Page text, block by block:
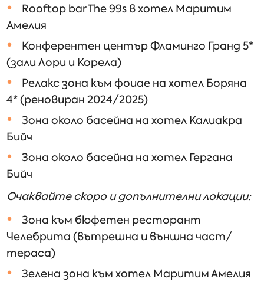
Rooftop bar The 99s в хотел Маритим
Амелия
Конферентен център Фламинго Гранд 5*
(зали Лори и Корела)
Релакс зона към фоиае на хотел Боряна
4* (реновиран 2024/2025)
Зона около басейна на хотел Калиакра
Бийч
Зона около басейна на хотел Гергана
Бийч
Очаквайте скоро и допълнителни локации:
Зона към бюфетен ресторант
Челебрита (вътрешна и външна част/
тераса)
Зелена зона към хотел Маритим Амелия